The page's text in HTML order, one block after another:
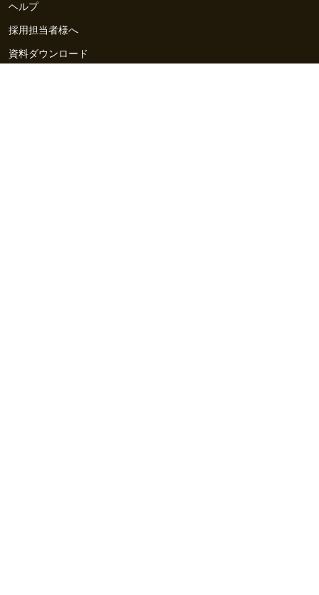
ヘルプ
採用担当者様へ
資料ダウンロード